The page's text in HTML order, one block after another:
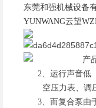
东莞和强机械设备
YUNWANG云望
产
2、运行声音低（
空压力表、调
3、而复合泵由于